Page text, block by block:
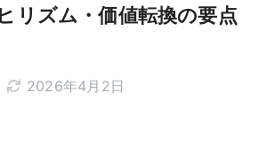
リズム・価値転換の要点
2026年4月2日